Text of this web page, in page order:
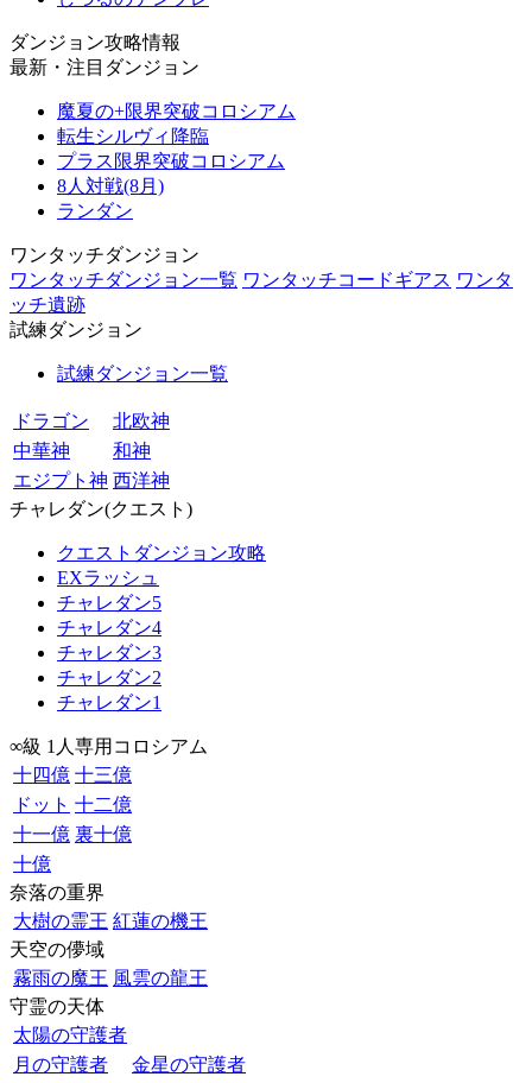
ダンジョン攻略情報
最新・注目ダンジョン
魔夏の+限界突破コロシアム
転生シルヴィ降臨
プラス限界突破コロシアム
8人対戦(8月)
ランダン
ワンタッチダンジョン
ワンタッチダンジョン一覧 ワンタッチコードギアス ワンタ
ッチ遺跡
試練ダンジョン
試練ダンジョン一覧
ドラゴン
北欧神
中華神
和神
エジプト神 西洋神
チャレダン(クエスト)
クエストダンジョン攻略
EXラッシュ
チャレダン5
チャレダン4
チャレダン3
チャレダン2
チャレダン1
∞級 1人専用コロシアム
十四億 十三億
ドット 十二億
十一億 裏十億
十億
奈落の重界
大樹の霊王 紅蓮の機王
天空の儚域
霧雨の魔王 風雲の龍王
守霊の天体
太陽の守護者
月の守護者
金星の守護者